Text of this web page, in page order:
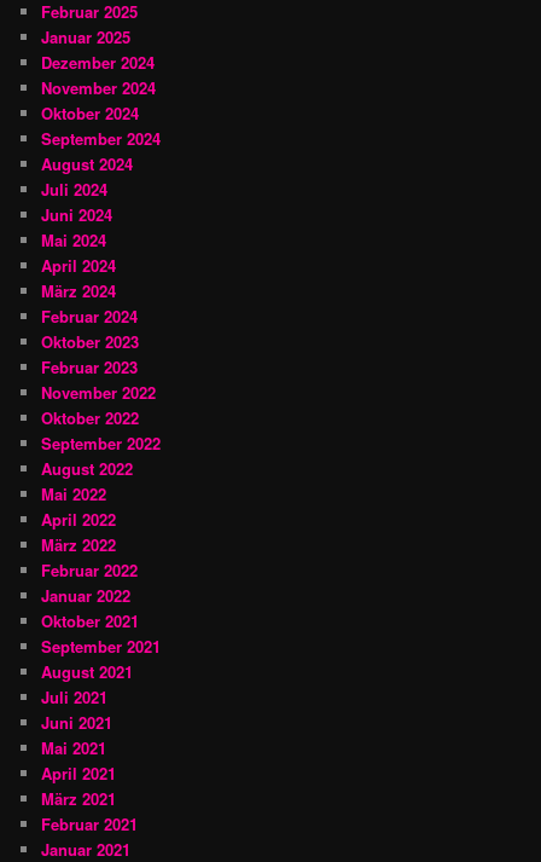
Februar 2025
Januar 2025
Dezember 2024
November 2024
Oktober 2024
September 2024
August 2024
Juli 2024
Juni 2024
Mai 2024
April 2024
März 2024
Februar 2024
Oktober 2023
Februar 2023
November 2022
Oktober 2022
September 2022
August 2022
Mai 2022
April 2022
März 2022
Februar 2022
Januar 2022
Oktober 2021
September 2021
August 2021
Juli 2021
Juni 2021
Mai 2021
April 2021
März 2021
Februar 2021
Januar 2021